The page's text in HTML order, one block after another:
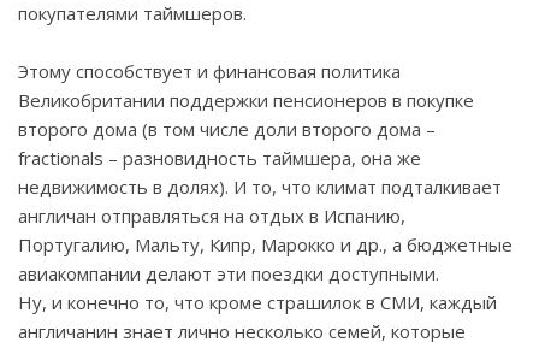
покупателями таймшеров.
Этому способствует и финансовая политика
Великобритании поддержки пенсионеров в покупке
второго дома (в том числе доли второго дома –
fractionals – разновидность таймшера, она же
недвижимость в долях). И то, что климат подталкивает
англичан отправляться на отдых в Испанию,
Португалию, Мальту, Кипр, Марокко и др., а бюджетные
авиакомпании делают эти поездки доступными.
Ну, и конечно то, что кроме страшилок в СМИ, каждый
англичанин знает лично несколько семей, которые